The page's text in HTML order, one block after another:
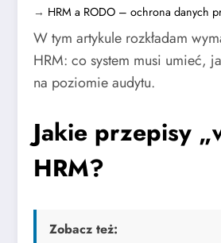
→ HRM a RODO – ochrona danych
W tym artykule rozkładam
HRM: co system musi umieć,
na poziomie audytu.
Jakie przepisy
HRM?
Zobacz też: